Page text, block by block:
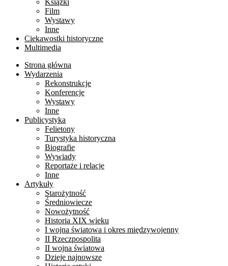
Książki
Film
Wystawy
Inne
Ciekawostki historyczne
Multimedia
Strona główna
Wydarzenia
Rekonstrukcje
Konferencje
Wystawy
Inne
Publicystyka
Felietony
Turystyka historyczna
Biografie
Wywiady
Reportaże i relacje
Inne
Artykuły
Starożytność
Średniowiecze
Nowożytność
Historia XIX wieku
I wojna światowa i okres międzywojenny
II Rzeczpospolita
II wojna światowa
Dzieje najnowsze